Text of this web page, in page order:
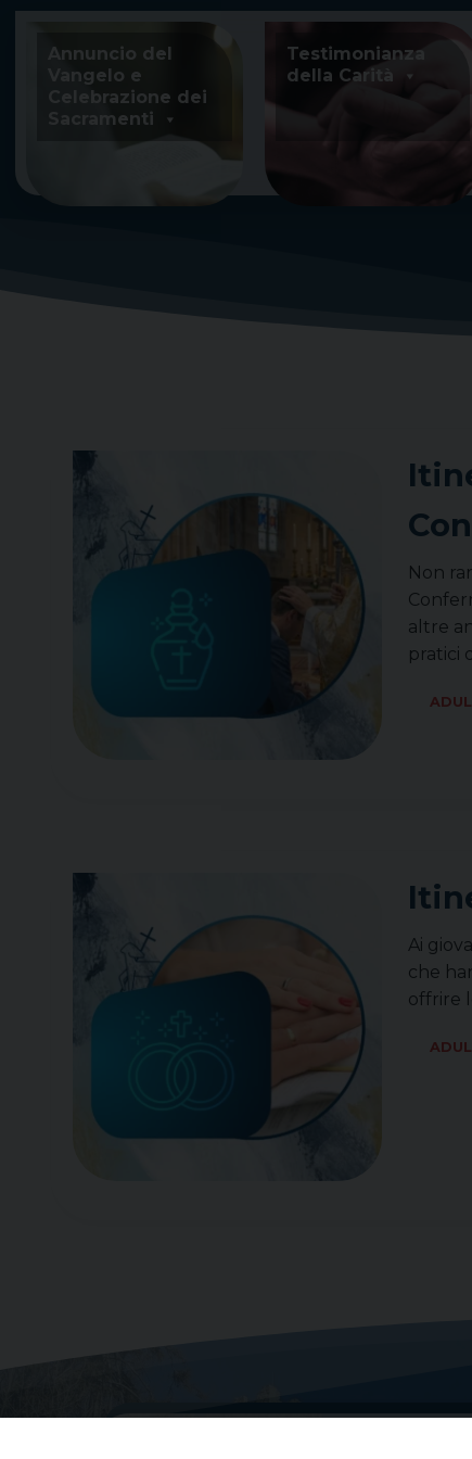
Skip
content
Annuncio del
Vangelo e
Celebrazione dei
Sacramenti
Testimonianza
della Carità
Non
altre
pratici
Ai
che
offrire